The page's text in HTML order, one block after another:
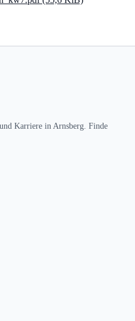
Karriere in Arnsberg. Finde